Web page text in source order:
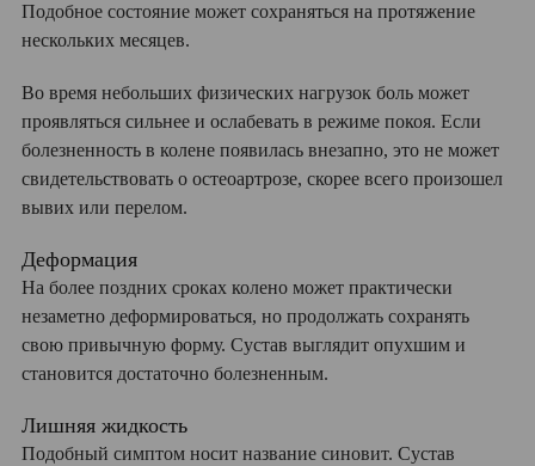
Подобное состояние может сохраняться на протяжение
нескольких месяцев.
Во время небольших физических нагрузок боль может
проявляться сильнее и ослабевать в режиме покоя. Если
болезненность в колене появилась внезапно, это не может
свидетельствовать о остеоартрозе, скорее всего произошел
вывих или перелом.
Деформация
На более поздних сроках колено может практически
незаметно деформироваться, но продолжать сохранять
свою привычную форму. Сустав выглядит опухшим и
становится достаточно болезненным.
Лишняя жидкость
Подобный симптом носит название синовит. Сустав